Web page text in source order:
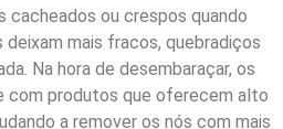
cacheados ou crespos quando
mais fracos, quebradiços
Na hora de desembaraçar, os
com produtos que oferecem alto
a remover os nós com mais